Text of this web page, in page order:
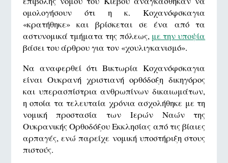
ομολογήσουν ότι η κ. Κοχανόφσκαγια
«κρατήθηκε» και βρίσκεται σε ένα από τα
αστυνομικά τμήματα της πόλεως, με την υποψία
βάσει του άρθρου για τον «χουλιγκανισμό».
Να αναφερθεί ότι Βικτωρία Κοχανόφσκαγια
είναι Ουκρανή χριστιανή ορθόδοξη δικηγόρος
και υπερασπίστρια ανθρωπίνων δικαιωμάτων,
η οποία τα τελευταία χρόνια ασχολήθηκε με τη
νομική προστασία των Ιερών Ναών της
Ουκρανικής Ορθοδόξου Εκκλησίας από τις βίαιες
αρπαγές, ενώ παρείχε νομική υποστήριξη στους
πιστούς.